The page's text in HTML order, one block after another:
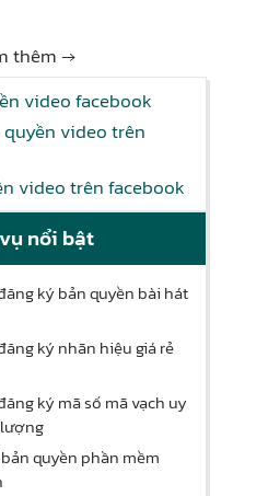
thêm →
video facebook
video trên
video trên facebook
nổi bật
ký bản quyền bài hát
ký nhãn hiệu giá rẻ
ký mã số mã vạch uy
quyền phần mềm